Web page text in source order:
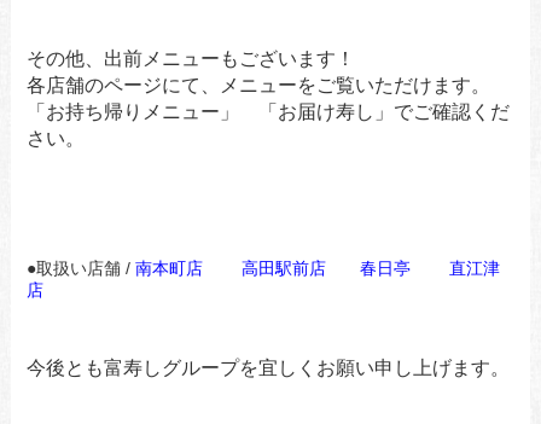
その他、出前メニューもございます！
各店舗のページにて、メニューをご覧いただけます。
「お持ち帰りメニュー」 「お届け寿し」でご確認くだ
さい。
●取扱い店舗 / 南本町店 高田駅前店 春日亭
直江津
店
今後とも富寿しグループを宜しくお願い申し上げます。